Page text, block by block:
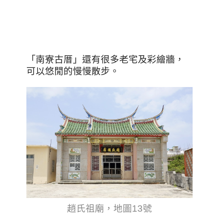
「南寮古厝」還有很多老宅及彩繪牆，
可以悠閒的慢慢散步。
趙氏祖廟，地圖13號